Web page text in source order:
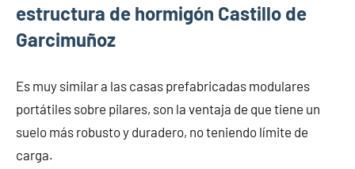
estructura de hormigón Castillo de
Garcimuñoz
Es muy similar a las casas prefabricadas modulares
portátiles sobre pilares, son la ventaja de que tiene un
suelo más robusto y duradero, no teniendo límite de
carga.